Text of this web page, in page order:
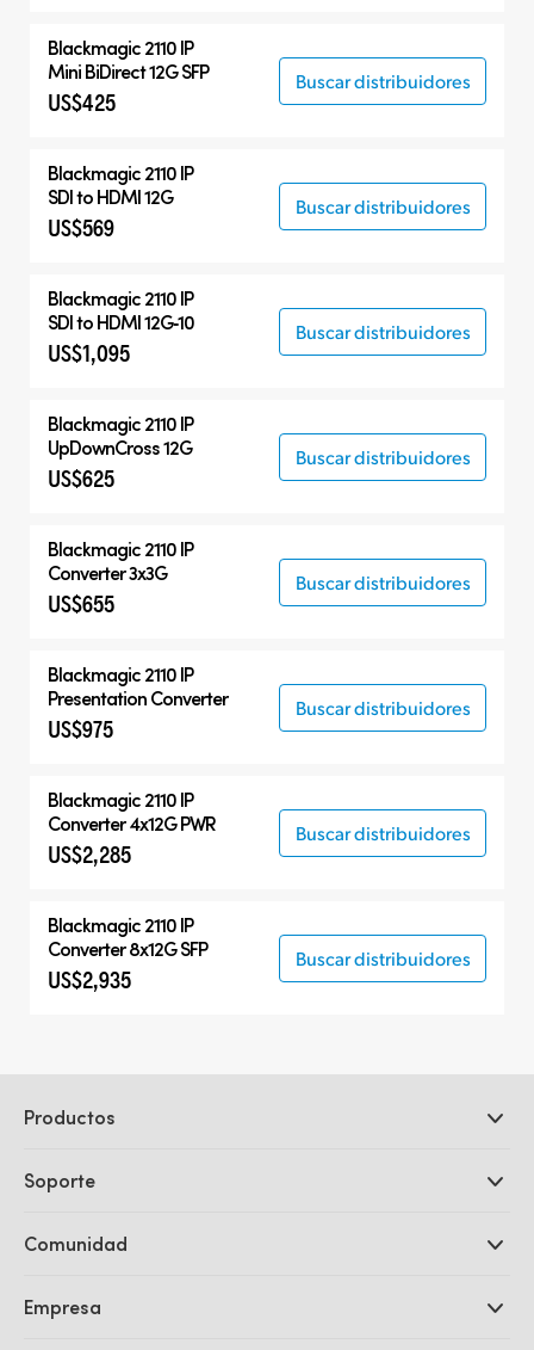
Blackmagic 2110 IP
Mini BiDirect 12G SFP
US$425
Buscar distribuidores
Blackmagic 2110 IP
SDI to HDMI 12G
US$569
Buscar distribuidores
Blackmagic 2110 IP
SDI to HDMI 12G‑10
US$1,095
Buscar distribuidores
Blackmagic 2110 IP
UpDownCross 12G
US$625
Buscar distribuidores
Blackmagic 2110 IP
Converter 3x3G
US$655
Buscar distribuidores
Blackmagic 2110 IP
Presentation Converter
US$975
Buscar distribuidores
Blackmagic 2110 IP
Converter 4x12G PWR
US$2,285
Buscar distribuidores
Blackmagic 2110 IP
Converter 8x12G SFP
US$2,935
Buscar distribuidores
Productos
DaVinci Resolve y Fusion
Ultimatte
Captura y reproducción
Soporte
Centro de soporte técnico
Comunidad
Empresa